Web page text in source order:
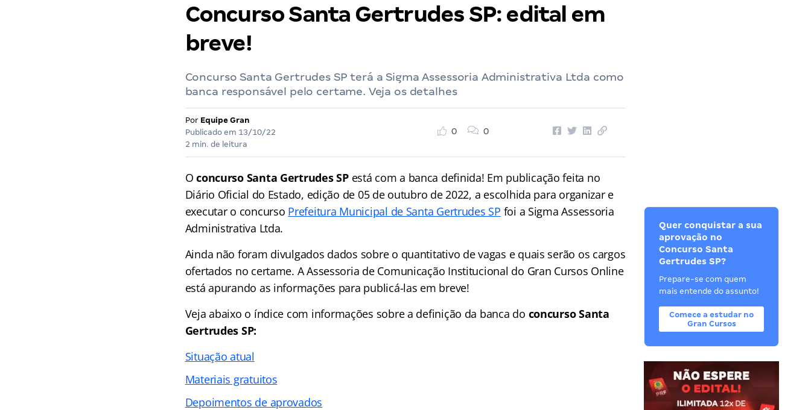
Concurso Santa Gertrudes SP: edital em
breve!
Concurso Santa Gertrudes SP terá a Sigma Assessoria Administrativa Ltda como
banca responsável pelo certame. Veja os detalhes
Por Equipe Gran
Publicado em 13/10/22
2 min. de leitura
0 0
Oconcurso Santa Gertrudes SPestá com a banca definida! Em publicação feita no
Diário Oficial do Estado, edição de 05 de outubro de 2022, a escolhida para organizar e
executar o concurso Prefeitura Municipal de Santa Gertrudes SP foi a Sigma Assessoria
Administrativa Ltda.
Ainda não foram divulgados dados sobre o quantitativo de vagas e quais serão os cargos
ofertados no certame. A Assessoria de Comunicação Institucional do Gran Cursos Online
está apurando as informações para publicá-las em breve!
Veja abaixo o índice com informações sobre a definição da banca do concurso Santa
Gertrudes SP:
Situação atual
Materiais gratuitos
Depoimentos de aprovados
Quer conquistar a sua
aprovação no
Concurso Santa
Gertrudes SP?
Prepare-se com quem
mais entende do assunto!
Comece a estudar no
Gran Cursos